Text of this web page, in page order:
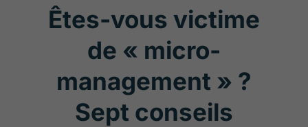
Êtes-vous victime
de « micro-
management » ?
Sept conseils